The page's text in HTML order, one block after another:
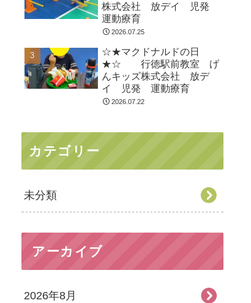
株式会社 放デイ 児発
運動療育
2026.07.25
☆★マクドナルドの日
★☆ 行徳駅前教室 げ
んキッズ株式会社 放デ
イ 児発 運動療育
2026.07.22
カテゴリー
未分類
アーカイブ
2026年8月